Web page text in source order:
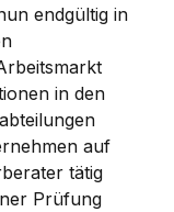
endgültig in
in den
auf
tätig
Prüfung